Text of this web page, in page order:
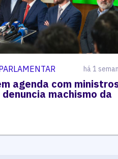
há 1
agenda com
machismo da